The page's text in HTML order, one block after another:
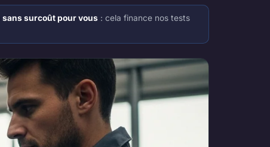
sans surcoût pour vous : cela finance nos tests